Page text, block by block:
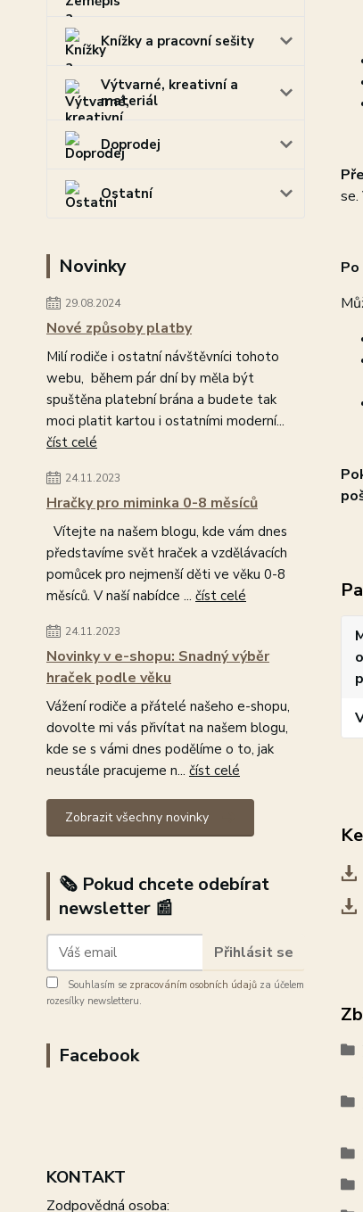
Knížky a pracovní sešity
Výtvarné, kreativní a
materiál
Doprodej
Ostatní
Novinky
29.08.2024
Nové způsoby platby
Milí rodiče i ostatní návštěvníci tohoto
webu, během pár dní by měla být
spuštěna platební brána a budete tak
moci platit kartou i ostatními moderní...
číst celé
24.11.2023
Hračky pro miminka 0-8 měsíců
Vítejte na našem blogu, kde vám dnes
představíme svět hraček a vzdělávacích
pomůcek pro nejmenší děti ve věku 0-8
měsíců. V naší nabídce ... číst celé
24.11.2023
Novinky v e-shopu: Snadný výběr
hraček podle věku
Vážení rodiče a přátelé našeho e-shopu,
dovolte mi vás přivítat na našem blogu,
kde se s vámi dnes podělíme o to, jak
neustále pracujeme n... číst celé
Zobrazit všechny novinky
🗞️ Pokud chcete odebírat
newsletter 📰
Přihlásit se
Souhlasím se zpracováním osobních údajů za účelem
rozesílky newsletteru.
Facebook
KONTAKT
Zodpovědná osoba:
se.